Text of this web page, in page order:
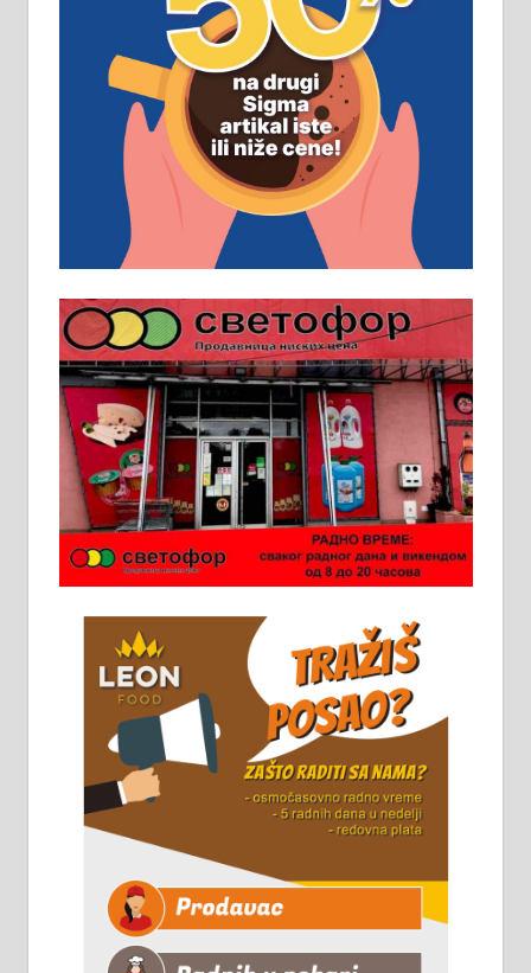
ПОСЛОВНИ ОГЛАСИ
Рудник и флотација Рудник
д.о.о. Рудник запошљава 20
помоћника рудара. Услови:
Основна школа, пожељно радно
искуство на истим и сличним
пословима, али не и неопходан
услов. Обезбеђен смештај,
превоз, исхрана. 032/57-41-122 –
локал 22
Пружам услуге завршних радова
у грађевини, хидроизолације и
молерских радова. 061/25-28-058
Ало таксију потребан возач са Б
категоријом. 064/02-85-511
Потребна два радника за рад на
стоваришту „Липа промет” у
информација доћи лично на
стовариште у улици Максима
Горког 26 сваког радног дана од
8 до 15 часова. 063/465-045
Чистим све врсте димњака.
061/32-13-445